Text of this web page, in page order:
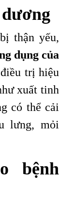
thận yếu,
dụng của
trị hiệu
xuất tinh
có thể cải
lưng, mỏi
bệnh